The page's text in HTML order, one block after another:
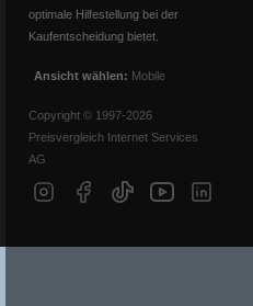
optimale Hilfestellung bei der
Kaufentscheidung bietet.
Ansicht wählen: Mobile
Copyright © 1997-2026
Preisvergleich Internet Services
AG